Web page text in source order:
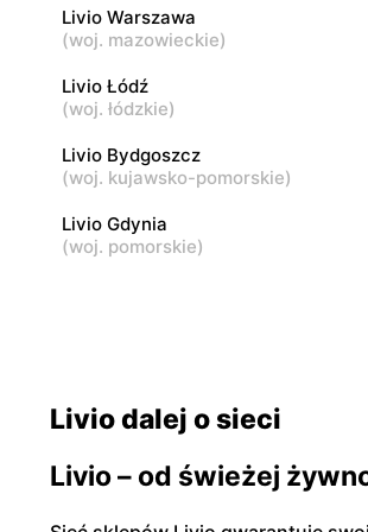
Livio
Karczew, ul. Rynek Zygmunta
Livio
Małopole, ul. Wincentego Witosa 3
Livio Warszawa
(woj. mazowieckie)
Livio Łódź
(woj. łódzkie)
Livio Bydgoszcz
(woj. kujawsko-pomorskie)
Livio Gdynia
(woj. pomorskie)
Livio dalej o sieci
Livio – od świeżej